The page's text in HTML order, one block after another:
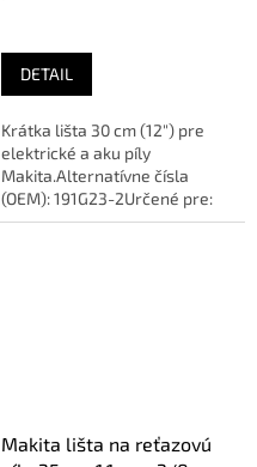
DETAIL
Krátka lišta 30 cm (12") pre
elektrické a aku píly
Makita.Alternatívne čísla
(OEM): 191G23-2Určené pre:
MAKITA DUC306,
Makita lišta na reťazovú